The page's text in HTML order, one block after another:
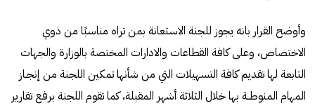
وأوضح القرار بانه يجوز للجنة الاستعانة بمن تراه مناسبًا من ذوي
الاختصاص، وعلى كافة القطاعات والادارات المختصة بالوزارة والجهات
التابعة لها تقديم كافة التسهيلات التي من شأنها تمكين اللجنة من إنجـاز
المهام المنوطــة بها خلال الثلاثة أشهر المقبلة، كما تقوم اللجنة برفع تقارير